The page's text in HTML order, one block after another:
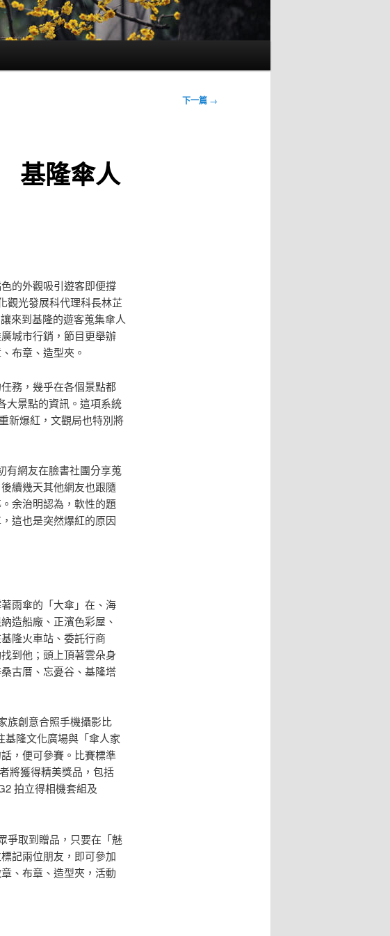
下一篇 →
基隆傘人
的外觀吸引遊客即便撐
觀光發展科代理科長林芷
來到基隆的遊客蒐集傘人
城市行銷，節目更舉辦
布章、造型夾。
務，幾乎在各個景點都
大景點的資訊。這項系統
新爆紅，文觀局也特別將
有網友在臉書社團分享蒐
續幾天其他網友也跟隨
余治明認為，軟性的題
這也是突然爆紅的原因
雨傘的「大傘」在、海
造船廠、正濱色彩屋、
隆火車站、委託行商
到他；頭上頂著雲朵身
古厝、忘憂谷、基隆塔
族創意合照手機攝影比
基隆文化廣場與「傘人家
，便可參賽。比賽標準
將獲得精美獎品，包括
拍立得相機套組及
爭取到贈品，只要在「魅
記兩位朋友，即可參加
、布章、造型夾，活動